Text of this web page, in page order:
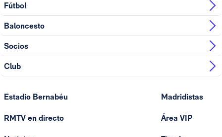
Fútbol
Baloncesto
Socios
Club
Estadio Bernabéu
RMTV en directo
Madridistas
Área VIP